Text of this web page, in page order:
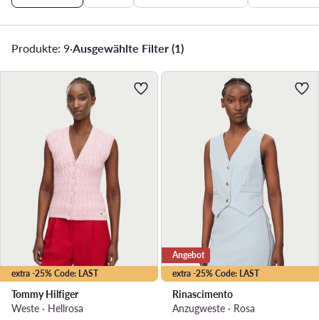
Produkte: 9·Ausgewählte Filter (1)
extra -25% Code: LAST
Tommy Hilfiger
Weste · Hellrosa
extra -25% Code: LAST
Angebot
Rinascimento
Anzugweste · Rosa